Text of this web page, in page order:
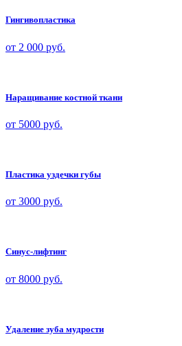
Гингивопластика
от 2 000 руб.
Наращивание костной ткани
от 5000 руб.
Пластика уздечки губы
от 3000 руб.
Синус-лифтинг
от 8000 руб.
Удаление зуба мудрости